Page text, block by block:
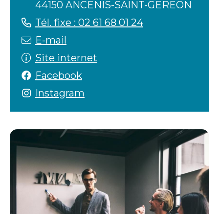
44150 ANCENIS-SAINT-GEREON
Tél. fixe : 02 61 68 01 24
E-mail
Site internet
Facebook
Instagram